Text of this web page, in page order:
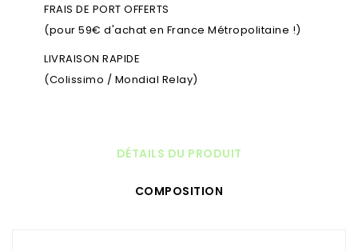
FRAIS DE PORT OFFERTS
(pour 59€ d'achat en France Métropolitaine !)
LIVRAISON RAPIDE
(Colissimo / Mondial Relay)
DÉTAILS DU PRODUIT
COMPOSITION